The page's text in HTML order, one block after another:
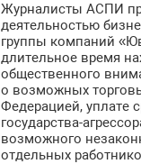
Журналисты АСПИ
деятельностью
группы компаний
длительное время
общественного
о возможных
Федерацией, уплате
государства-
возможного
отдельных